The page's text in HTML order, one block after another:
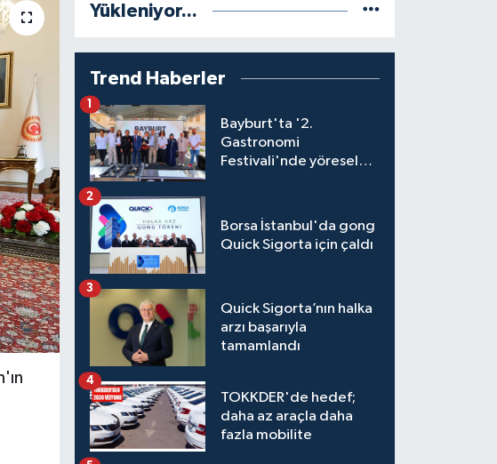
Yükleniyor...
Trend Haberler
Bayburt'ta '2.
Gastronomi
Festivali'nde yöresel
1
Borsa İstanbul'da gong
Quick Sigorta için çaldı
2
Quick Sigorta’nın halka
arzı başarıyla
tamamlandı
3
TOKKDER'de hedef;
daha az araçla daha
fazla mobilite
4